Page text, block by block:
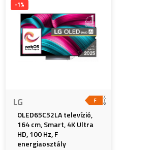
-1%
LG
OLED65C52LA televízió,
164 cm, Smart, 4K Ultra
HD, 100 Hz, F
energiaosztály